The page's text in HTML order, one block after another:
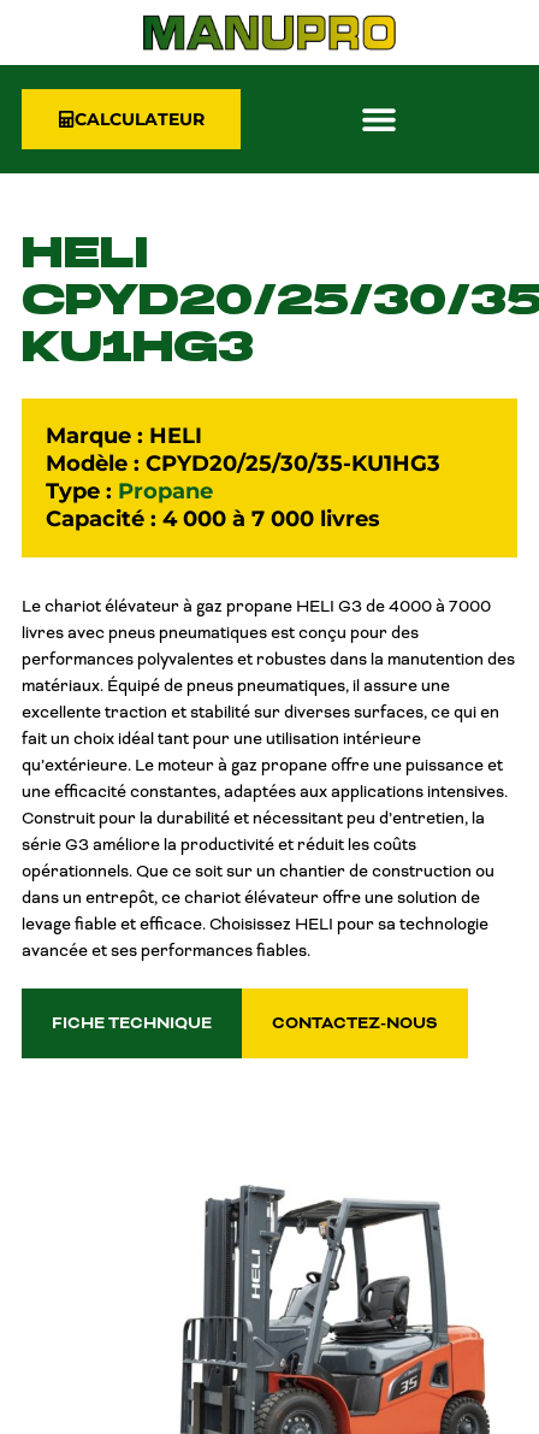
CALCULATEUR
HELI
CPYD20/25/30/
KU1HG3
Marque : HELI
Modèle : CPYD20/25/30/35-KU1HG3
Type : Propane
Capacité : 4 000 à 7 000 livres
Le chariot élévateur à gaz propane HELI G3 de 4000 à 7000
livres avec pneus pneumatiques est conçu pour des
performances polyvalentes et robustes dans la manutention des
matériaux. Équipé de pneus pneumatiques, il assure une
excellente traction et stabilité sur diverses surfaces, ce qui en
fait un choix idéal tant pour une utilisation intérieure
qu’extérieure. Le moteur à gaz propane offre une puissance et
une efficacité constantes, adaptées aux applications intensives.
Construit pour la durabilité et nécessitant peu d’entretien, la
série G3 améliore la productivité et réduit les coûts
opérationnels. Que ce soit sur un chantier de construction ou
dans un entrepôt, ce chariot élévateur offre une solution de
levage fiable et efficace. Choisissez HELI pour sa technologie
avancée et ses performances fiables.
FICHE TECHNIQUE CONTACTEZ-NOUS